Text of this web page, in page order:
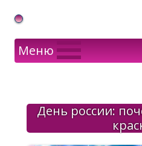
Gif Открытки в подарок
Меню
День россии: